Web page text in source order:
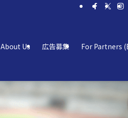
About Us 広告募集 For Partners